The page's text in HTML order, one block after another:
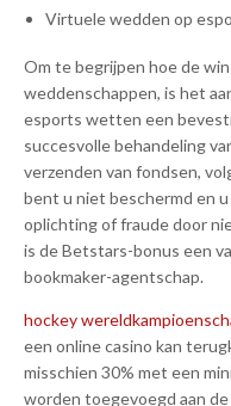
Virtuele wedden op
Om te begrijpen hoe de
weddenschappen, is het
esports wetten een
succesvolle behandeling
verzenden van fondsen,
bent u niet beschermd en
oplichting of fraude door
is de Betstars-bonus een
bookmaker-agentschap.
hockey
een online casino kan
misschien 30% met een
worden toegevoegd aan